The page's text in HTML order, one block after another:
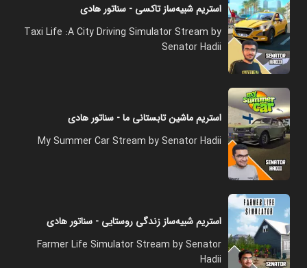
استریم شبیه‌ساز تاکسی - سناتور هادی
Taxi Life :A City Driving Simulator Stream by
Senator Hadii
استریم ماشین تابستانی ما - سناتور هادی
My Summer Car Stream by Senator Hadii
استریم شبیه‌ساز زندگی روستایی - سناتور هادی
Farmer Life Simulator Stream by Senator
Hadii